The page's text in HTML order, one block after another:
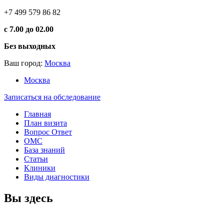
+7 499 579 86 82
с 7.00 до 02.00
Без выходных
Ваш город: Москва
Москва
Записаться на обследование
Главная
План визита
Вопрос Ответ
ОМС
База знаний
Статьи
Клиники
Виды диагностики
Вы здесь